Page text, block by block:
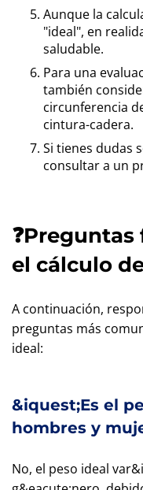
Aunque la
"ideal", en
saludable.
Para una
también
circunferencia
cintura-cadera.
Si tienes dudas
consultar a un
el cálculo
A continuación,
preguntas más
ideal:
&iquest;Es el
hombres y
No, el peso ideal